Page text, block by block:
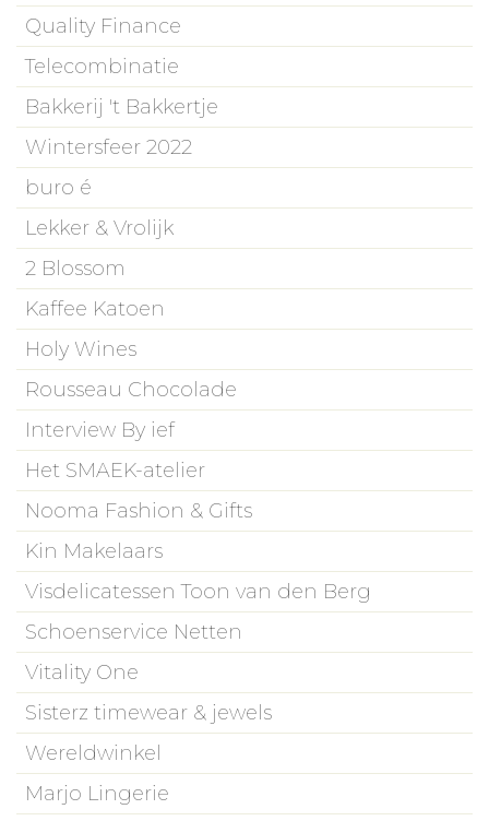
Quality Finance
Telecombinatie
Bakkerij 't Bakkertje
Wintersfeer 2022
buro é
Lekker & Vrolijk
2 Blossom
Kaffee Katoen
Holy Wines
Rousseau Chocolade
Interview By ief
Het SMAEK-atelier
Nooma Fashion & Gifts
Kin Makelaars
Visdelicatessen Toon van den Berg
Schoenservice Netten
Vitality One
Sisterz timewear & jewels
Wereldwinkel
Marjo Lingerie